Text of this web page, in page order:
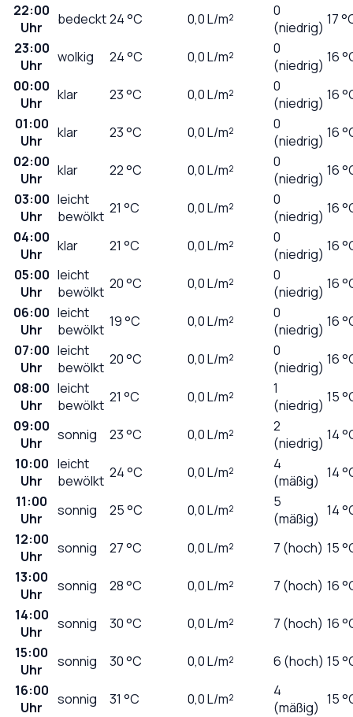
22:00
Uhr
bedeckt24°C 0,0L/m²
0
(niedrig) 17
23:00
Uhr
wolkig 24°C 0,0L/m²
0
(niedrig) 16
00:00
Uhr
klar 23°C 0,0L/m²
0
(niedrig) 16
01:00
Uhr
klar 23°C 0,0L/m²
0
(niedrig) 16
02:00
Uhr
klar 22°C 0,0L/m²
0
(niedrig) 16
03:00
Uhr
leicht
bewölkt 21 °C 0,0L/m²
0
(niedrig) 16
04:00
Uhr
klar 21 °C 0,0L/m²
0
(niedrig) 16
05:00
Uhr
leicht
bewölkt 20°C 0,0L/m²
0
(niedrig) 16
06:00
Uhr
leicht
bewölkt 19°C 0,0L/m²
0
(niedrig) 16
07:00
Uhr
leicht
bewölkt 20°C 0,0L/m²
0
(niedrig) 16
08:00
Uhr
leicht
bewölkt 21 °C 0,0L/m²
1
(niedrig) 15
09:00
Uhr
sonnig 23°C 0,0L/m²
2
(niedrig) 14
10:00
Uhr
leicht
bewölkt 24°C 0,0L/m²
4
(mäßig) 14
11:00
Uhr
sonnig 25°C 0,0L/m²
5
(mäßig) 14
12:00
Uhr
sonnig 27°C 0,0L/m² 7 (hoch) 15
13:00
Uhr
sonnig 28°C 0,0L/m² 7 (hoch) 16
14:00
Uhr
sonnig 30°C 0,0L/m² 7 (hoch) 16
15:00
Uhr
sonnig 30°C 0,0L/m² 6 (hoch) 15
16:00
Uhr
sonnig 31 °C 0,0L/m²
4
(mäßig) 15